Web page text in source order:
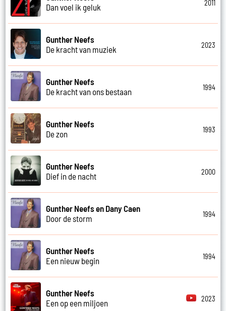
Dan voel ik geluk
2011
Gunther Neefs
De kracht van muziek
2023
Gunther Neefs
De kracht van ons bestaan
1994
Gunther Neefs
De zon
1993
Gunther Neefs
Dief in de nacht
2000
Gunther Neefs en Dany Caen
Door de storm
1994
Gunther Neefs
Een nieuw begin
1994
Gunther Neefs
Een op een miljoen
2023